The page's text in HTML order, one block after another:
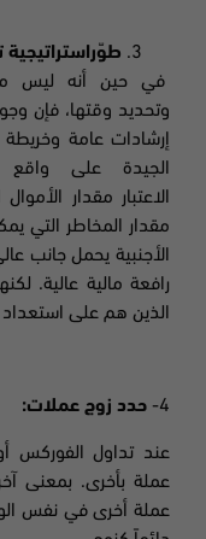
طوّراستراتيجية
في حين أنه ليس من
وتحديد وقتها، فإن
إرشادات عامة وخريطة
الجيدة على
الاعتبار مقدار
مقدار المخاطر التي
الأجنبية يحمل جانب
رافعة مالية عالية.
الذين هم على استعداد
4- حدد زوج عملات:
عند تداول الفوركس
عملة بأخرى. بمعنى
عملة أخرى في نفس